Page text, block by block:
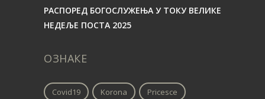
РАСПОРЕД БОГОСЛУЖЕЊА У ТОКУ ВЕЛИКЕ
НЕДЕЉЕ ПОСТА 2025
ОЗНАКЕ
Covid19 Korona Pricesce